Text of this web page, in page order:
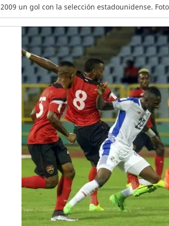
2009 un gol con la selección estadounidense.